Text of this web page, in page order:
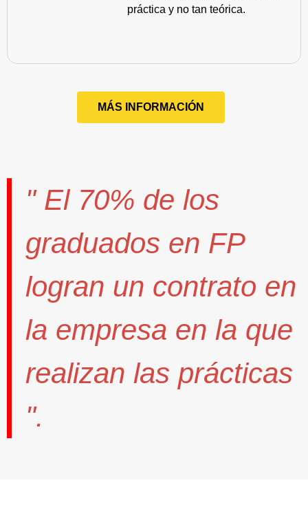
práctica y no tan teórica.
MÁS INFORMACIÓN
" El 70% de los
graduados en FP
logran un contrato en
la empresa en la que
realizan las prácticas
".